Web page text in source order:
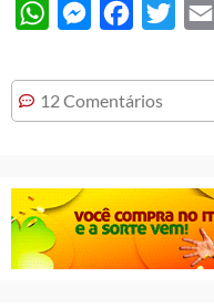
WhatsAppMessengerFacebook
12 Comentários